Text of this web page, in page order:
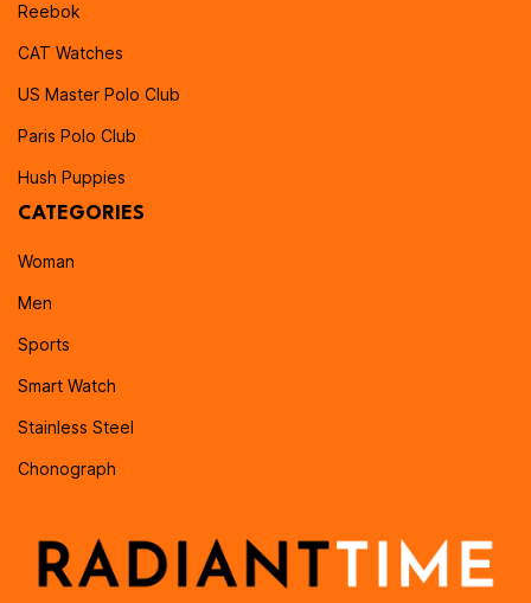
Reebok
CAT Watches
US Master Polo Club
Paris Polo Club
Hush Puppies
CATEGORIES
Woman
Men
Sports
Smart Watch
Stainless Steel
Chonograph